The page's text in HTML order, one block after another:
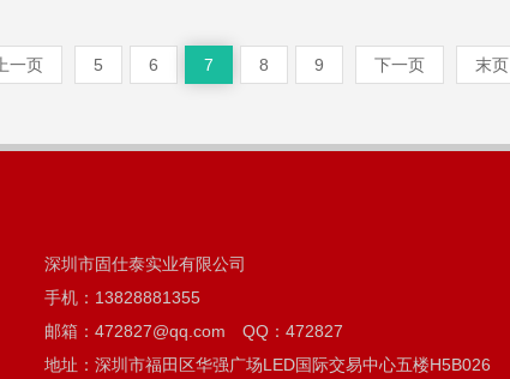
上一页 5 6 7 8 9 下一页 末页
深圳市固仕泰实业有限公司
手机：13828881355
邮箱：472827@qq.com QQ：472827
地址：深圳市福田区华强广场LED国际交易中心五楼H5B026